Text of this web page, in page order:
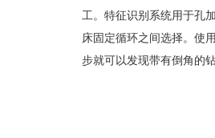
工。特征识别系统用于孔
床固定循环之间选择。使
步就可以发现带有倒角的